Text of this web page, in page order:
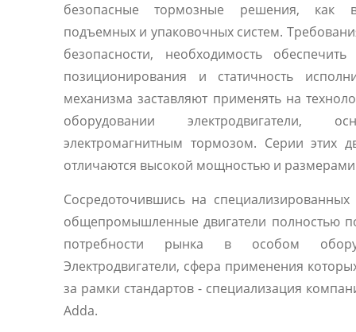
безопасные тормозные решения, как
подъемных и упаковочных систем.
безопасности, необходимость обеспечить
позиционирования и статичность
механизма заставляют применять на
оборудовании электродвигатели,
электромагнитным тормозом. Серии этих
отличаются высокой мощностью и
Сосредоточившись на специализированных
общепромышленные двигатели полностью
потребности рынка в особом
Электродвигатели, сфера применения
за рамки стандартов - специализация
Adda.